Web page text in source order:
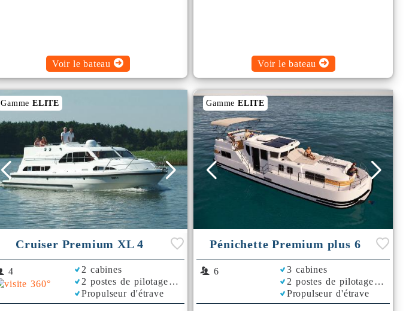
Voir le bateau Voir le bateau
Gamme ELITE
Cruiser Premium XL 4
4
2 cabines
2 postes de pilotage
Propulseur d'étrave
Bimini
GammeELITE
Pénichette Premium plus 6
6
3 cabines
2 postes de pilotage
Propulseur d'étrave
Climatisation